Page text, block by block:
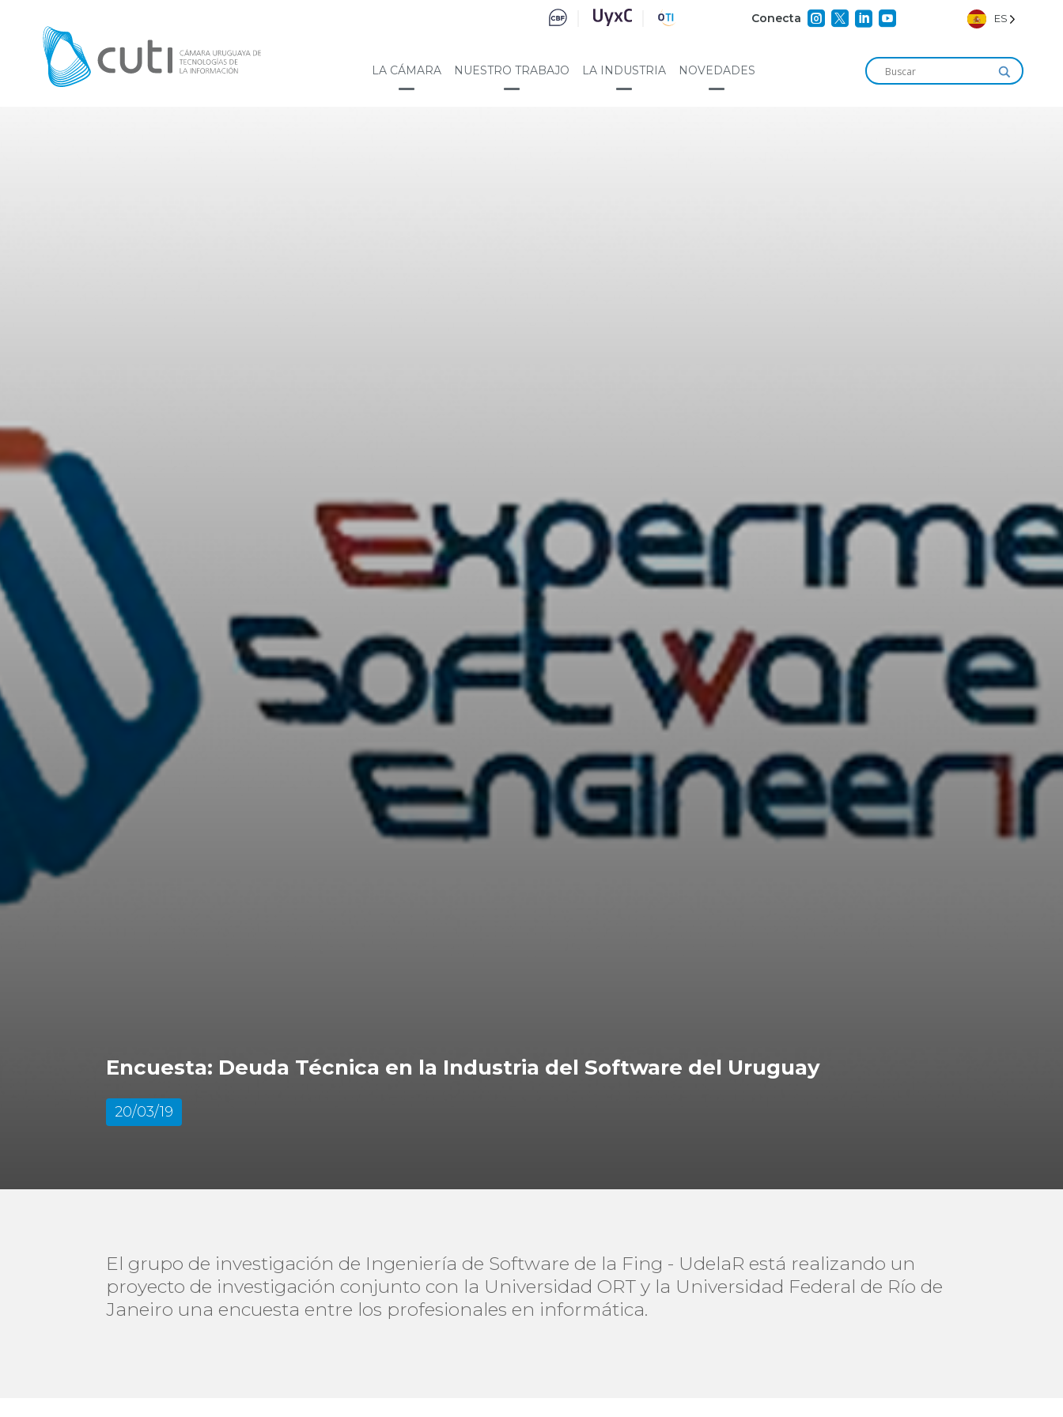
Conecta     ES
LA CÁMARA NUESTRO TRABAJO LA INDUSTRIA NOVEDADES
Encuesta: Deuda Técnica en la Industria del Software del Uruguay
20/03/19
El grupo de investigación de Ingeniería de Software de la Fing - UdelaR está realizando un
proyecto de investigación conjunto con la Universidad ORT y la Universidad Federal de Río de
Janeiro una encuesta entre los profesionales en informática.